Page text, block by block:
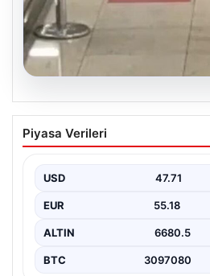
2 Yaşındaki Bebeğin
Havalimanı Personeline
bir olayda, 2 yaşındaki Liam
Piyasa Verileri
USD 47.71
EUR 55.18
ALTIN 6680.5
BTC 3097080